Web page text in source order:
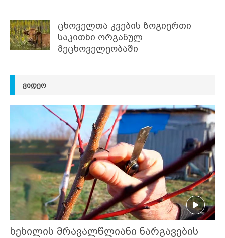
ცხოველთა კვების ზოგიერთი
საკითხი ორგანულ
მეცხოველეობაში
ᲕᲘᲓᲔᲝ
ხეხილის მრავალწლიანი ნარგავების